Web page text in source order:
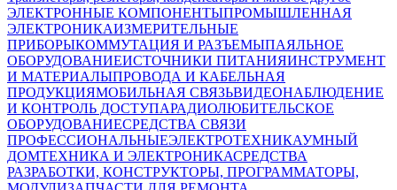
ЭЛЕКТРОННЫЕ КОМПОНЕНТЫПРОМЫШЛЕННАЯ
ЭЛЕКТРОНИКАИЗМЕРИТЕЛЬНЫЕ
ПРИБОРЫКОММУТАЦИЯ И РАЗЪЕМЫПАЯЛЬНОЕ
ОБОРУДОВАНИЕИСТОЧНИКИ ПИТАНИЯИНСТРУМЕНТ
И МАТЕРИАЛЫПРОВОДА И КАБЕЛЬНАЯ
ПРОДУКЦИЯМОБИЛЬНАЯ СВЯЗЬВИДЕОНАБЛЮДЕНИЕ
И КОНТРОЛЬ ДОСТУПАРАДИОЛЮБИТЕЛЬСКОЕ
ОБОРУДОВАНИЕСРЕДСТВА СВЯЗИ
ПРОФЕССИОНАЛЬНЫЕЭЛЕКТРОТЕХНИКАУМНЫЙ
ДОМТЕХНИКА И ЭЛЕКТРОНИКАСРЕДСТВА
РАЗРАБОТКИ, КОНСТРУКТОРЫ, ПРОГРАММАТОРЫ,